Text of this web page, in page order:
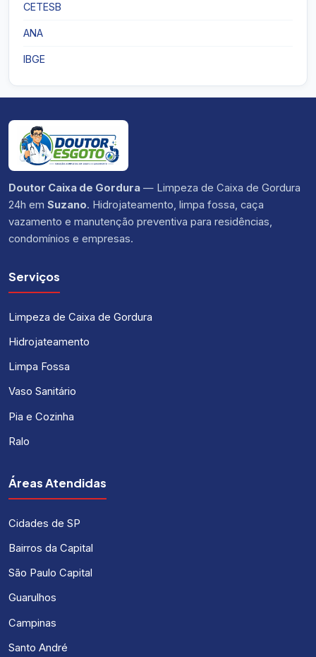
CETESB
ANA
IBGE
Doutor Caixa de Gordura — Limpeza de Caixa de Gordura
24h em Suzano. Hidrojateamento, limpa fossa, caça
vazamento e manutenção preventiva para residências,
condomínios e empresas.
Serviços
Limpeza de Caixa de Gordura
Hidrojateamento
Limpa Fossa
Vaso Sanitário
Pia e Cozinha
Ralo
Áreas Atendidas
Cidades de SP
Bairros da Capital
São Paulo Capital
Guarulhos
Campinas
Santo André